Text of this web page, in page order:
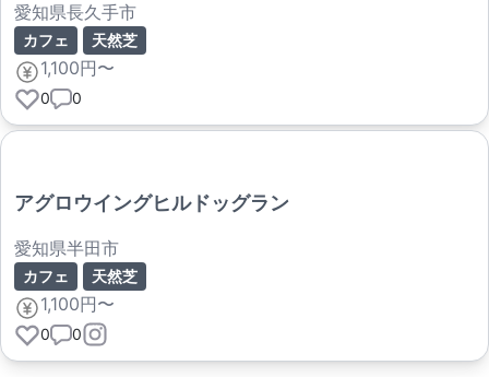
愛知県長久手市
カフェ 天然芝
1,100円〜
0 0
アグロウイングヒルドッグラン
愛知県半田市
カフェ 天然芝
1,100円〜
0 0